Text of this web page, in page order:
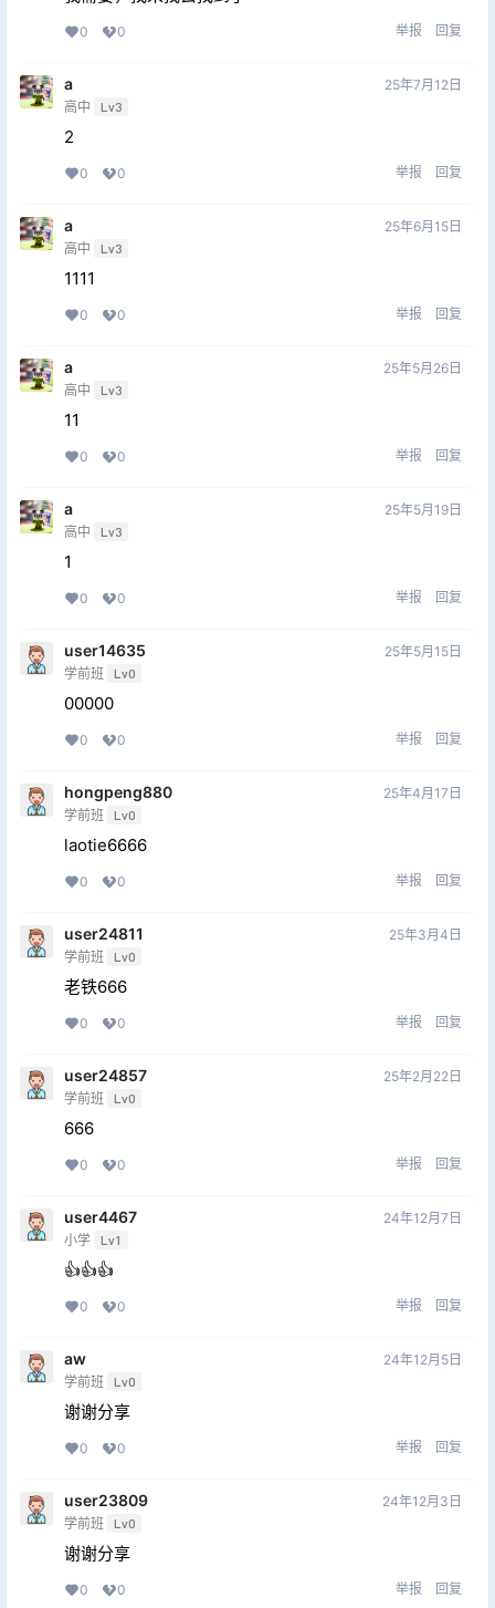
0 0 举报 回复
a
高中 Lv3
25年7月12日
2
0 0 举报 回复
a
高中 Lv3
25年6月15日
1111
0 0 举报 回复
a
高中 Lv3
25年5月26日
11
0 0 举报 回复
a
高中 Lv3
25年5月19日
1
0 0 举报 回复
user14635
学前班 Lv0
25年5月15日
00000
0 0 举报 回复
hongpeng880
学前班 Lv0
25年4月17日
laotie6666
0 0 举报 回复
user24811
学前班 Lv0
25年3月4日
老铁666
0 0 举报 回复
user24857
学前班 Lv0
25年2月22日
666
0 0 举报 回复
user4467
小学 Lv1
24年12月7日
👍👍👍
0 0 举报 回复
aw
学前班 Lv0
24年12月5日
谢谢分享
0 0 举报 回复
user23809
学前班 Lv0
24年12月3日
谢谢分享
0 0 举报 回复